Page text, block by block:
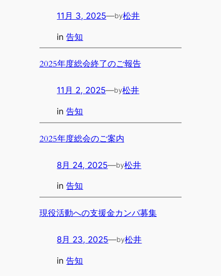
11月 3, 2025—by松井
in告知
2025年度総会終了のご報告
11月 2, 2025—by松井
in告知
2025年度総会のご案内
8月 24, 2025—by松井
in告知
現役活動への支援金カンパ募集
8月 23, 2025—by松井
in告知